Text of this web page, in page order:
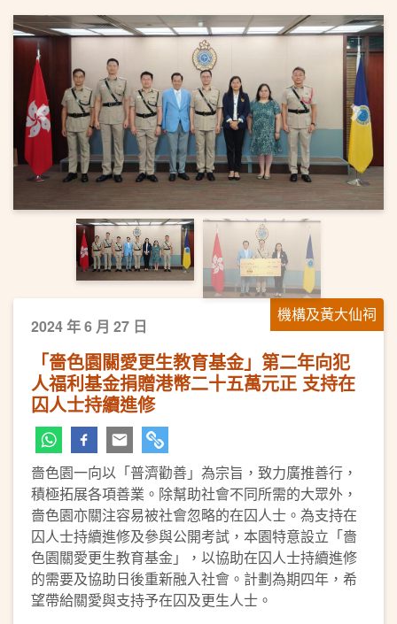
上一頁 下一頁
機構及黃大仙祠
2024 年 6 月 27 日
「嗇色園關愛更生教育基金」第二年向犯
人福利基金捐贈港幣二十五萬元正 支持在
囚人士持續進修
嗇色園一向以「普濟勸善」為宗旨，致力廣推善行，
積極拓展各項善業。除幫助社會不同所需的大眾外，
嗇色園亦關注容易被社會忽略的在囚人士。為支持在
囚人士持續進修及參與公開考試，本園特意設立「嗇
色園關愛更生教育基金」，以協助在囚人士持續進修
的需要及協助日後重新融入社會。計劃為期四年，希
望帶給關愛與支持予在囚及更生人士。